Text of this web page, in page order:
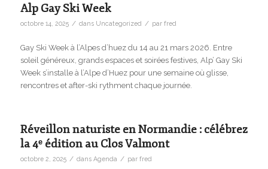
Alp Gay Ski Week
octobre 14, 2025 / dans Uncategorized / par fred
Gay Ski Week à l’Alpes d’huez du 14 au 21 mars 2026. Entre
soleil généreux, grands espaces et soirées festives, Alp’ Gay Ski
Week s’installe à l’Alpe d’Huez pour une semaine où glisse,
rencontres et after-ski rythment chaque journée.
Réveillon naturiste en Normandie : célébrez
la 4ᵉ édition au Clos Valmont
octobre 2, 2025 / dans Agenda / par fred